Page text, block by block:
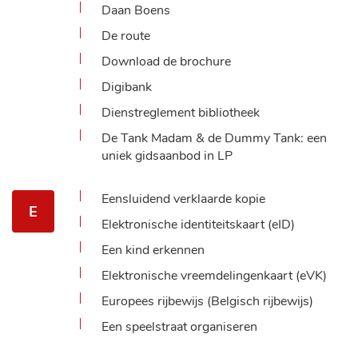
Daan Boens
De route
Download de brochure
Digibank
Dienstreglement bibliotheek
De Tank Madam & de Dummy Tank: een
uniek gidsaanbod in LP
E
Eensluidend verklaarde kopie
Elektronische identiteitskaart (eID)
Een kind erkennen
Elektronische vreemdelingenkaart (eVK)
Europees rijbewijs (Belgisch rijbewijs)
Een speelstraat organiseren